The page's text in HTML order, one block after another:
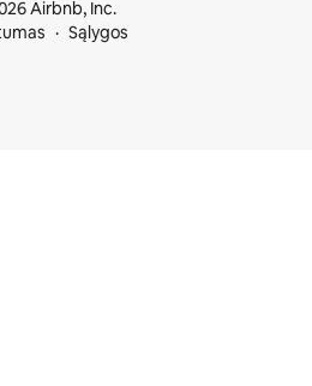
Airbnb, Inc.
Sąlygos